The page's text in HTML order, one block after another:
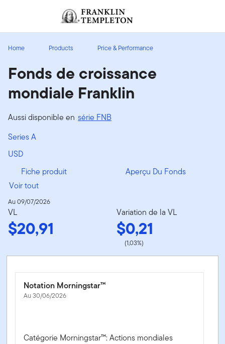
Header menu toggle
Ouverture de session
Home Products Price & Performance
Fonds de croissance
mondiale Franklin
Aussi disponible en série FNB
Series A
USD
Fiche produit
Aperçu Du Fonds
Voir tout
Au 09/07/2026
VL
$20,91
Variation de la VL
$0,21
(1,03%)
Notation Morningstar™
Au 30/06/2026
Catégorie Morningstar™: Actions mondiales